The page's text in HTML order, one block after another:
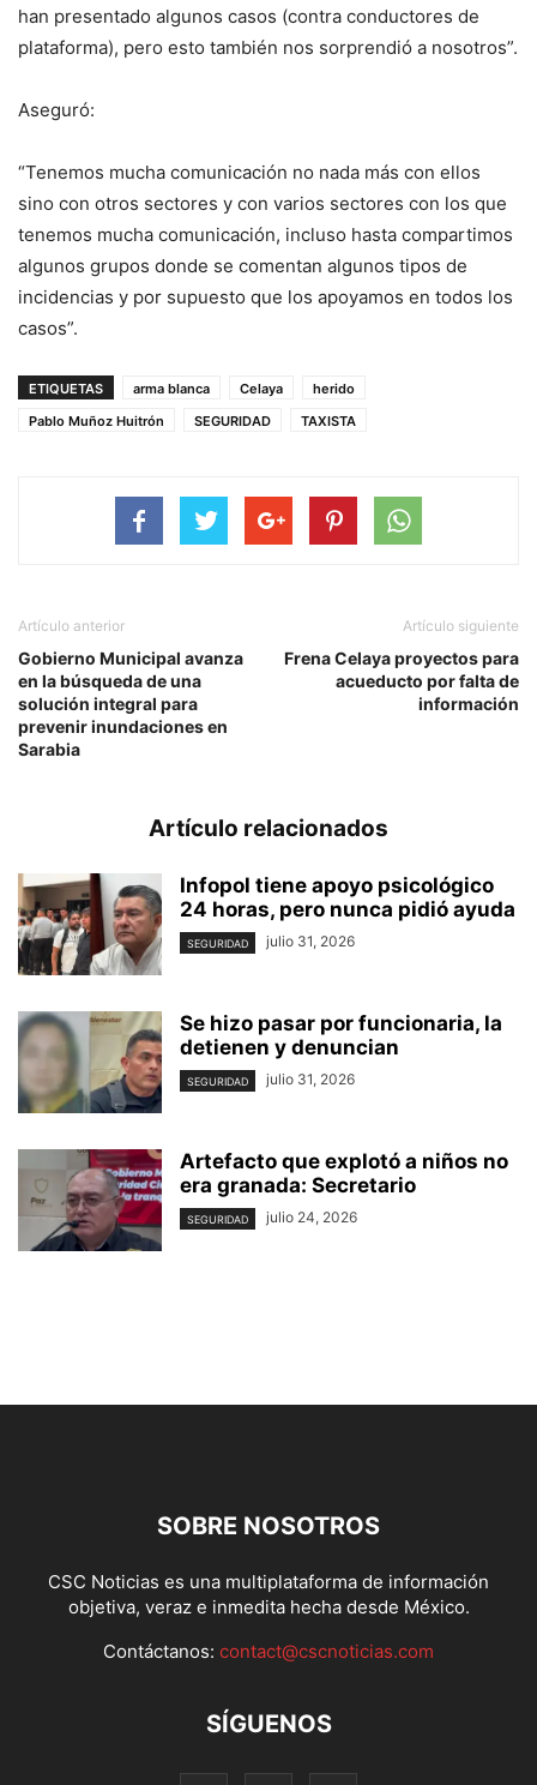
han presentado algunos casos (contra conductores de
plataforma), pero esto también nos sorprendió a nosotros”.
Aseguró:
“Tenemos mucha comunicación no nada más con ellos
sino con otros sectores y con varios sectores con los que
tenemos mucha comunicación, incluso hasta compartimos
algunos grupos donde se comentan algunos tipos de
incidencias y por supuesto que los apoyamos en todos los
casos”.
ETIQUETAS arma blanca Celaya
herido
Pablo Muñoz Huitrón
SEGURIDAD TAXISTA
Artículo anterior
Gobierno Municipal avanza
en la búsqueda de una
solución integral para
prevenir inundaciones en
Sarabia
Artículo siguiente
Frena Celaya proyectos para
acueducto por falta de
información
Artículo relacionados
Infopol tiene apoyo psicológico
24 horas, pero nunca pidió ayuda
SEGURIDAD julio 31, 2026
Se hizo pasar por funcionaria, la
detienen y denuncian
SEGURIDAD julio 31, 2026
Artefacto que explotó a niños no
era granada: Secretario
SEGURIDAD julio 24, 2026
SOBRE NOSOTROS
CSC Noticias es una multiplataforma de información
objetiva, veraz e inmedita hecha desde México.
Contáctanos: contact@cscnoticias.com
SÍGUENOS